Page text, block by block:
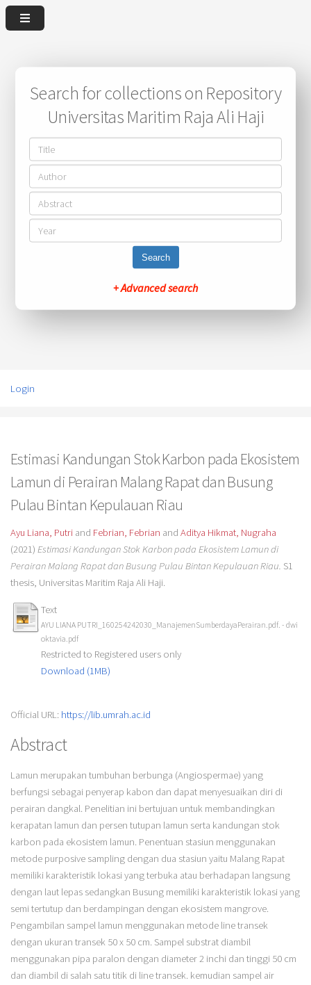
Search for collections on Repository
Universitas Maritim Raja Ali Haji
Search
+ Advanced search
Login
Estimasi Kandungan Stok Karbon pada Ekosistem
Lamun di Perairan Malang Rapat dan Busung
Pulau Bintan Kepulauan Riau
Ayu Liana, Putriand Febrian, Febrian and Aditya Hikmat, Nugraha
(2021) Estimasi Kandungan Stok Karbon pada Ekosistem Lamun di
Perairan Malang Rapat dan Busung Pulau Bintan Kepulauan Riau. S1
thesis, Universitas Maritim Raja Ali Haji.
Text
AYU LIANA PUTRI_160254242030_ManajemenSumberdayaPerairan.pdf. - dwi
oktavia.pdf
Restricted to Registered users only
Download (1MB)
Official URL: https://lib.umrah.ac.id
Abstract
Lamun merupakan tumbuhan berbunga (Angiospermae) yang
berfungsi sebagai penyerap kabon dan dapat menyesuaikan diri di
perairan dangkal. Penelitian ini bertujuan untuk membandingkan
kerapatan lamun dan persen tutupan lamun serta kandungan stok
karbon pada ekosistem lamun. Penentuan stasiun menggunakan
metode purposive sampling dengan dua stasiun yaitu Malang Rapat
memiliki karakteristik lokasi yang terbuka atau berhadapan langsung
dengan laut lepas sedangkan Busung memiliki karakteristik lokasi yang
semi tertutup dan berdampingan dengan ekosistem mangrove.
Pengambilan sampel lamun menggunakan metode line transek
dengan ukuran transek 50 x 50 cm. Sampel substrat diambil
menggunakan pipa paralon dengan diameter 2 inchi dan tinggi 50 cm
dan diambil di salah satu titik di line transek. kemudian sampel air